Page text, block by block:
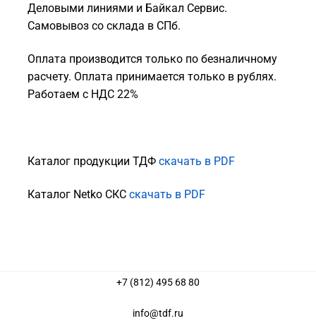
Деловыми линиями и Байкал Сервис.
Самовывоз со склада в СПб.
Оплата производится только по безналичному
расчету. Оплата принимается только в рублях.
Работаем с НДС 22%
Каталог продукции ТДФ скачать в PDF
Каталог Netko СКС скачать в PDF
+7 (812) 495 68 80
info@tdf.ru